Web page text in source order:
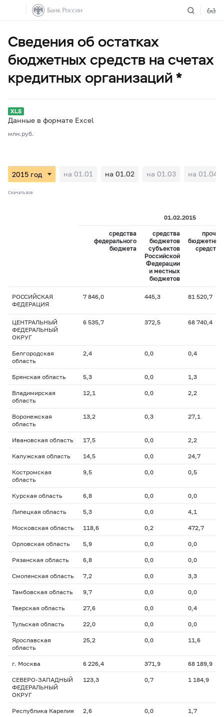
Сведения об остатках
бюджетных средств на счетах
кредитных организаций *
Данные в формате Excel
млн.руб.
на 01.01 на 01.02 на 01.03 на 01.04
Скачать все
01.02.2015
средства
федерального
бюджета
средства
бюджетов
субъектов
Российской
Федерации
и местных
бюджетов
прочие
бюджетные
средства
РОССИЙСКАЯ
ФЕДЕРАЦИЯ
7 846,0 445,3 81 520,7
ЦЕНТРАЛЬНЫЙ
ФЕДЕРАЛЬНЫЙ
ОКРУГ
6 535,7 372,5 68 740,4
Белгородская
область
2,4 0,0 0,4
Брянская область 5,3 0,0 1,3
Владимирская
область
12,1 0,0 2,2
Воронежская
область
13,2 0,3 27,1
Ивановская область 17,5 0,0 2,2
Калужская область 14,5 0,0 24,7
Костромская
область
9,5 0,0 0,5
Курская область 6,8 0,0 0,0
Липецкая область 5,3 0,0 4,1
Московская область 118,6 0,2 472,7
Орловская область 5,9 0,0 0,0
Рязанская область 6,8 0,0 0,0
Смоленская область 7,2 0,0 3,3
Тамбовская область 9,7 0,0 0,0
Тверская область 27,6 0,0 0,4
Тульская область 22,0 0,0 0,0
Ярославская
область
25,2 0,0 11,6
г. Москва 6 226,4 371,9 68 189,9
СЕВЕРО-ЗАПАДНЫЙ
ФЕДЕРАЛЬНЫЙ
ОКРУГ
123,3 0,7 1 184,9
Республика Карелия 2,6 0,0 1,7